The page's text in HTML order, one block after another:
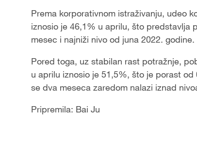
Prema korporativnom istraživanju, udeo
iznosio je 46,1% u aprilu, što predstavlja
mesec i najniži nivo od juna 2022. godine.
Pored toga, uz stabilan rast potražnje,
u aprilu iznosio je 51,5%, što je porast
se dva meseca zaredom nalazi iznad
Pripremila: Bai Ju